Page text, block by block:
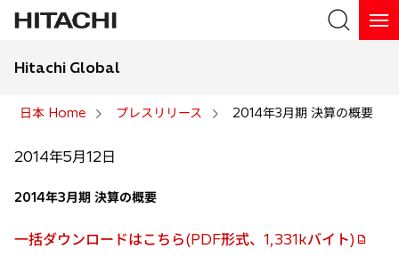
Hitachi Global
日本 Home プレスリリース 2014年3月期 決算の概要
2014年5月12日
2014年3月期 決算の概要
一括ダウンロードはこちら(PDF形式、1,331kバイト)